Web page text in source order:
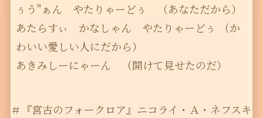
ぅう"ぁん　やたりゃーどぅ　（あなただから）
あたらすぃ　かなしゃん　やたりゃーどぅ （か
わいい愛しい人にだから）
あきみしーにゃーん　（開けて見せたのだ）
＃『宮古のフォークロア』ニコライ・Ａ・ネフスキ